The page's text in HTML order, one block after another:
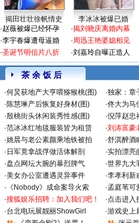
揭田壮壮徐帆情史 李冰冰被爆已婚
·赵薇被爆已经怀孕
·李宇春爆遭母逼婚
·圣诞节明信片八折
·揭刘晓庆离婚内幕
·周迅王艳婆媳相见
·刘嘉玲自曝正造人
茶 余 饭 后
·何炅获地产大亨喂猕猴桃(图) ·独家：章
·陈慧琳产后恢复好身材(图) ·佟大为马
·殷桃街头休闲装秀性感(图) ·倪萍赵忠
·范冰冰红地毯服装皆为租赁 ·刘涛富豪
·姚晨与老公素颜乘地铁被拍 ·舒淇醉酒
· 日军竟拿战俘做活体解剖 ·实拍漂亮
·盘点网坛大腕的暴烈脾气 ·世界九大
·美女办公室遭遇灵异事件 ·李孝利新
· 《Nobody》成命案导火索 ·孟庭苇可
·搜狐娱乐招聘：加入我们吧！ ·点击进入
·台北电玩展靓丽ShowGirl ·游戏史上